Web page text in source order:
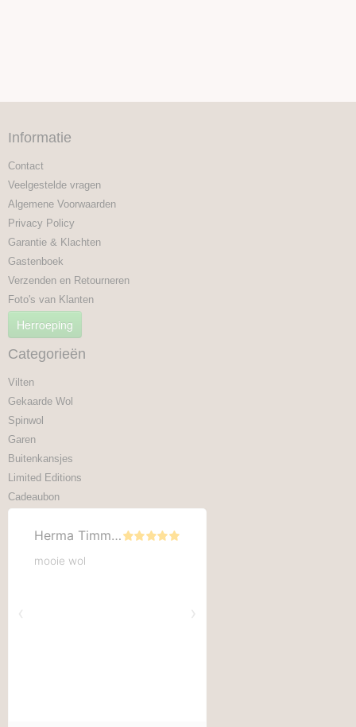
Informatie
Contact
Veelgestelde vragen
Algemene Voorwaarden
Privacy Policy
Garantie & Klachten
Gastenboek
Verzenden en Retourneren
Foto's van Klanten
Herroeping
Categorieën
Vilten
Gekaarde Wol
Spinwol
Garen
Buitenkansjes
Limited Editions
Cadeaubon